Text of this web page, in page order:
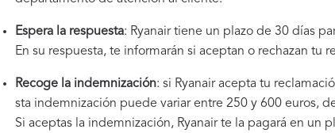
Espera la respuesta: Ryanair tiene un plazo de 30 días
En su respuesta, te informarán si aceptan o rechazan tu
Recoge la indemnización: si Ryanair acepta tu
sta indemnización puede variar entre 250 y 600 euros,
Si aceptas la indemnización, Ryanair te la pagará en un